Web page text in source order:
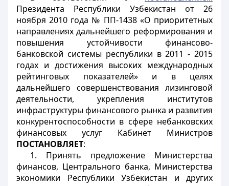
Президента Республики Узбекистан от 26
ноября 2010 года № ПП-1438 «О приоритетных
направлениях дальнейшего реформирования и
повышения устойчивости финансово-
банковской системы республики в 2011 - 2015
годах и достижения высоких международных
рейтинговых показателей» и в целях
дальнейшего совершенствования лизинговой
деятельности, укрепления институтов
инфраструктуры финансового рынка и развития
конкурентоспособности в сфере небанковских
финансовых услуг Кабинет Министров
ПОСТАНОВЛЯЕТ:
1. Принять предложение Министерства
финансов, Центрального банка, Министерства
экономики Республики Узбекистан и других